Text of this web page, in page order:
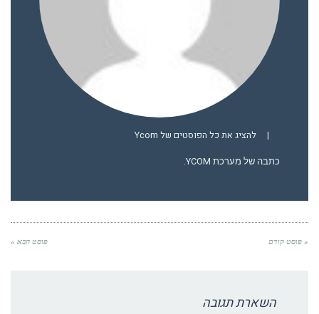
| להציג את כל הפוסטים של Ycom
כתבה של מערכת YCOM.
« פוסט קודם פוסט הבא »
השארת תגובה